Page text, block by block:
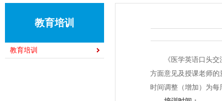
教育培训
教育培训
《医学英语口头交流
方面意见及授课老师
时间调整（增加）为